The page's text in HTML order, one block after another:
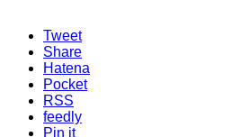
Tweet
Share
Hatena
Pocket
RSS
feedly
Pin it